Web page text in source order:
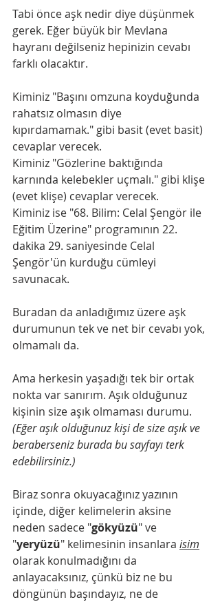
Tabi önce aşk nedir diye düşünmek
gerek. Eğer büyük bir Mevlana
hayranı değilseniz hepinizin cevabı
farklı olacaktır.
Kiminiz "Başını omzuna koyduğunda
rahatsız olmasın diye
kıpırdamamak." gibi basit (evet basit)
cevaplar verecek.
Kiminiz "Gözlerine baktığında
karnında kelebekler uçmalı." gibi klişe
(evet klişe) cevaplar verecek.
Kiminiz ise "68. Bilim: Celal Şengör ile
Eğitim Üzerine" programının 22.
dakika 29. saniyesinde Celal
Şengör'ün kurduğu cümleyi
savunacak.
Buradan da anladığımız üzere aşk
durumunun tek ve net bir cevabı yok,
olmamalı da.
Ama herkesin yaşadığı tek bir ortak
nokta var sanırım. Aşık olduğunuz
kişinin size aşık olmaması durumu.
(Eğer aşık olduğunuz kişi de size aşık ve
beraberseniz burada bu sayfayı terk
edebilirsiniz.)
Biraz sonra okuyacağınız yazının
içinde, diğer kelimelerin aksine
neden sadece "gökyüzü" ve
"yeryüzü" kelimesinin insanlara isim
olarak konulmadığını da
anlayacaksınız, çünkü biz ne bu
döngünün başındayız, ne de